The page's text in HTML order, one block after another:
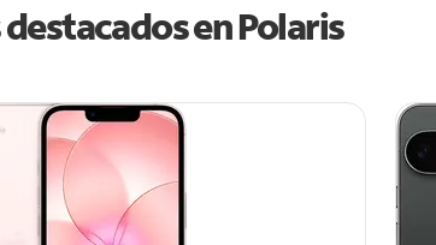
en Polaris